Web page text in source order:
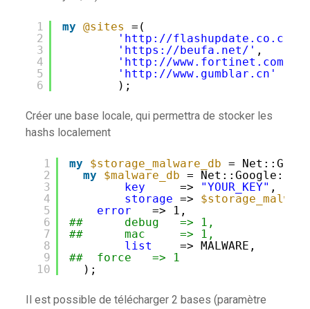
1
2
3
4
5
6
my @sites
=(
'http://flashupdate.co.cc/'
'https://beufa.net/' ,
'http://www.fortinet.com/'
'http://www.gumblar.cn'
);
Créer une base locale, qui permettra de stocker les
hashs localement
1
2
3
4
5
6
7
8
9
10
my $storage_malware_db =
my
$malware_db =
key
=> "YOUR_KEY" ,
storage =>
error
=> 1,
##      debug   => 1,
##      mac     => 1,
list
=> MALWARE,
##  force   => 1
);
Il est possible de télécharger 2 bases (paramètre